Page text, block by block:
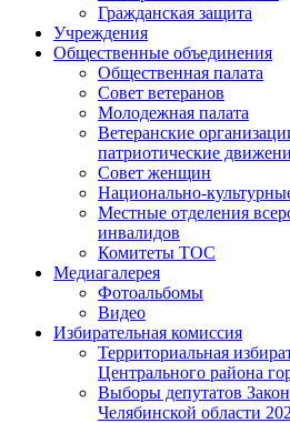
Гражданская защита
Учреждения
Общественные объединения
Общественная палата
Совет ветеранов
Молодежная палата
Ветеранские
патриотические
Совет женщин
Национально-
Местные отделения
инвалидов
Комитеты ТОС
Медиагалерея
Фотоальбомы
Видео
Избирательная комиссия
Территориальная
Центрального района
Выборы депутатов
Челябинской области